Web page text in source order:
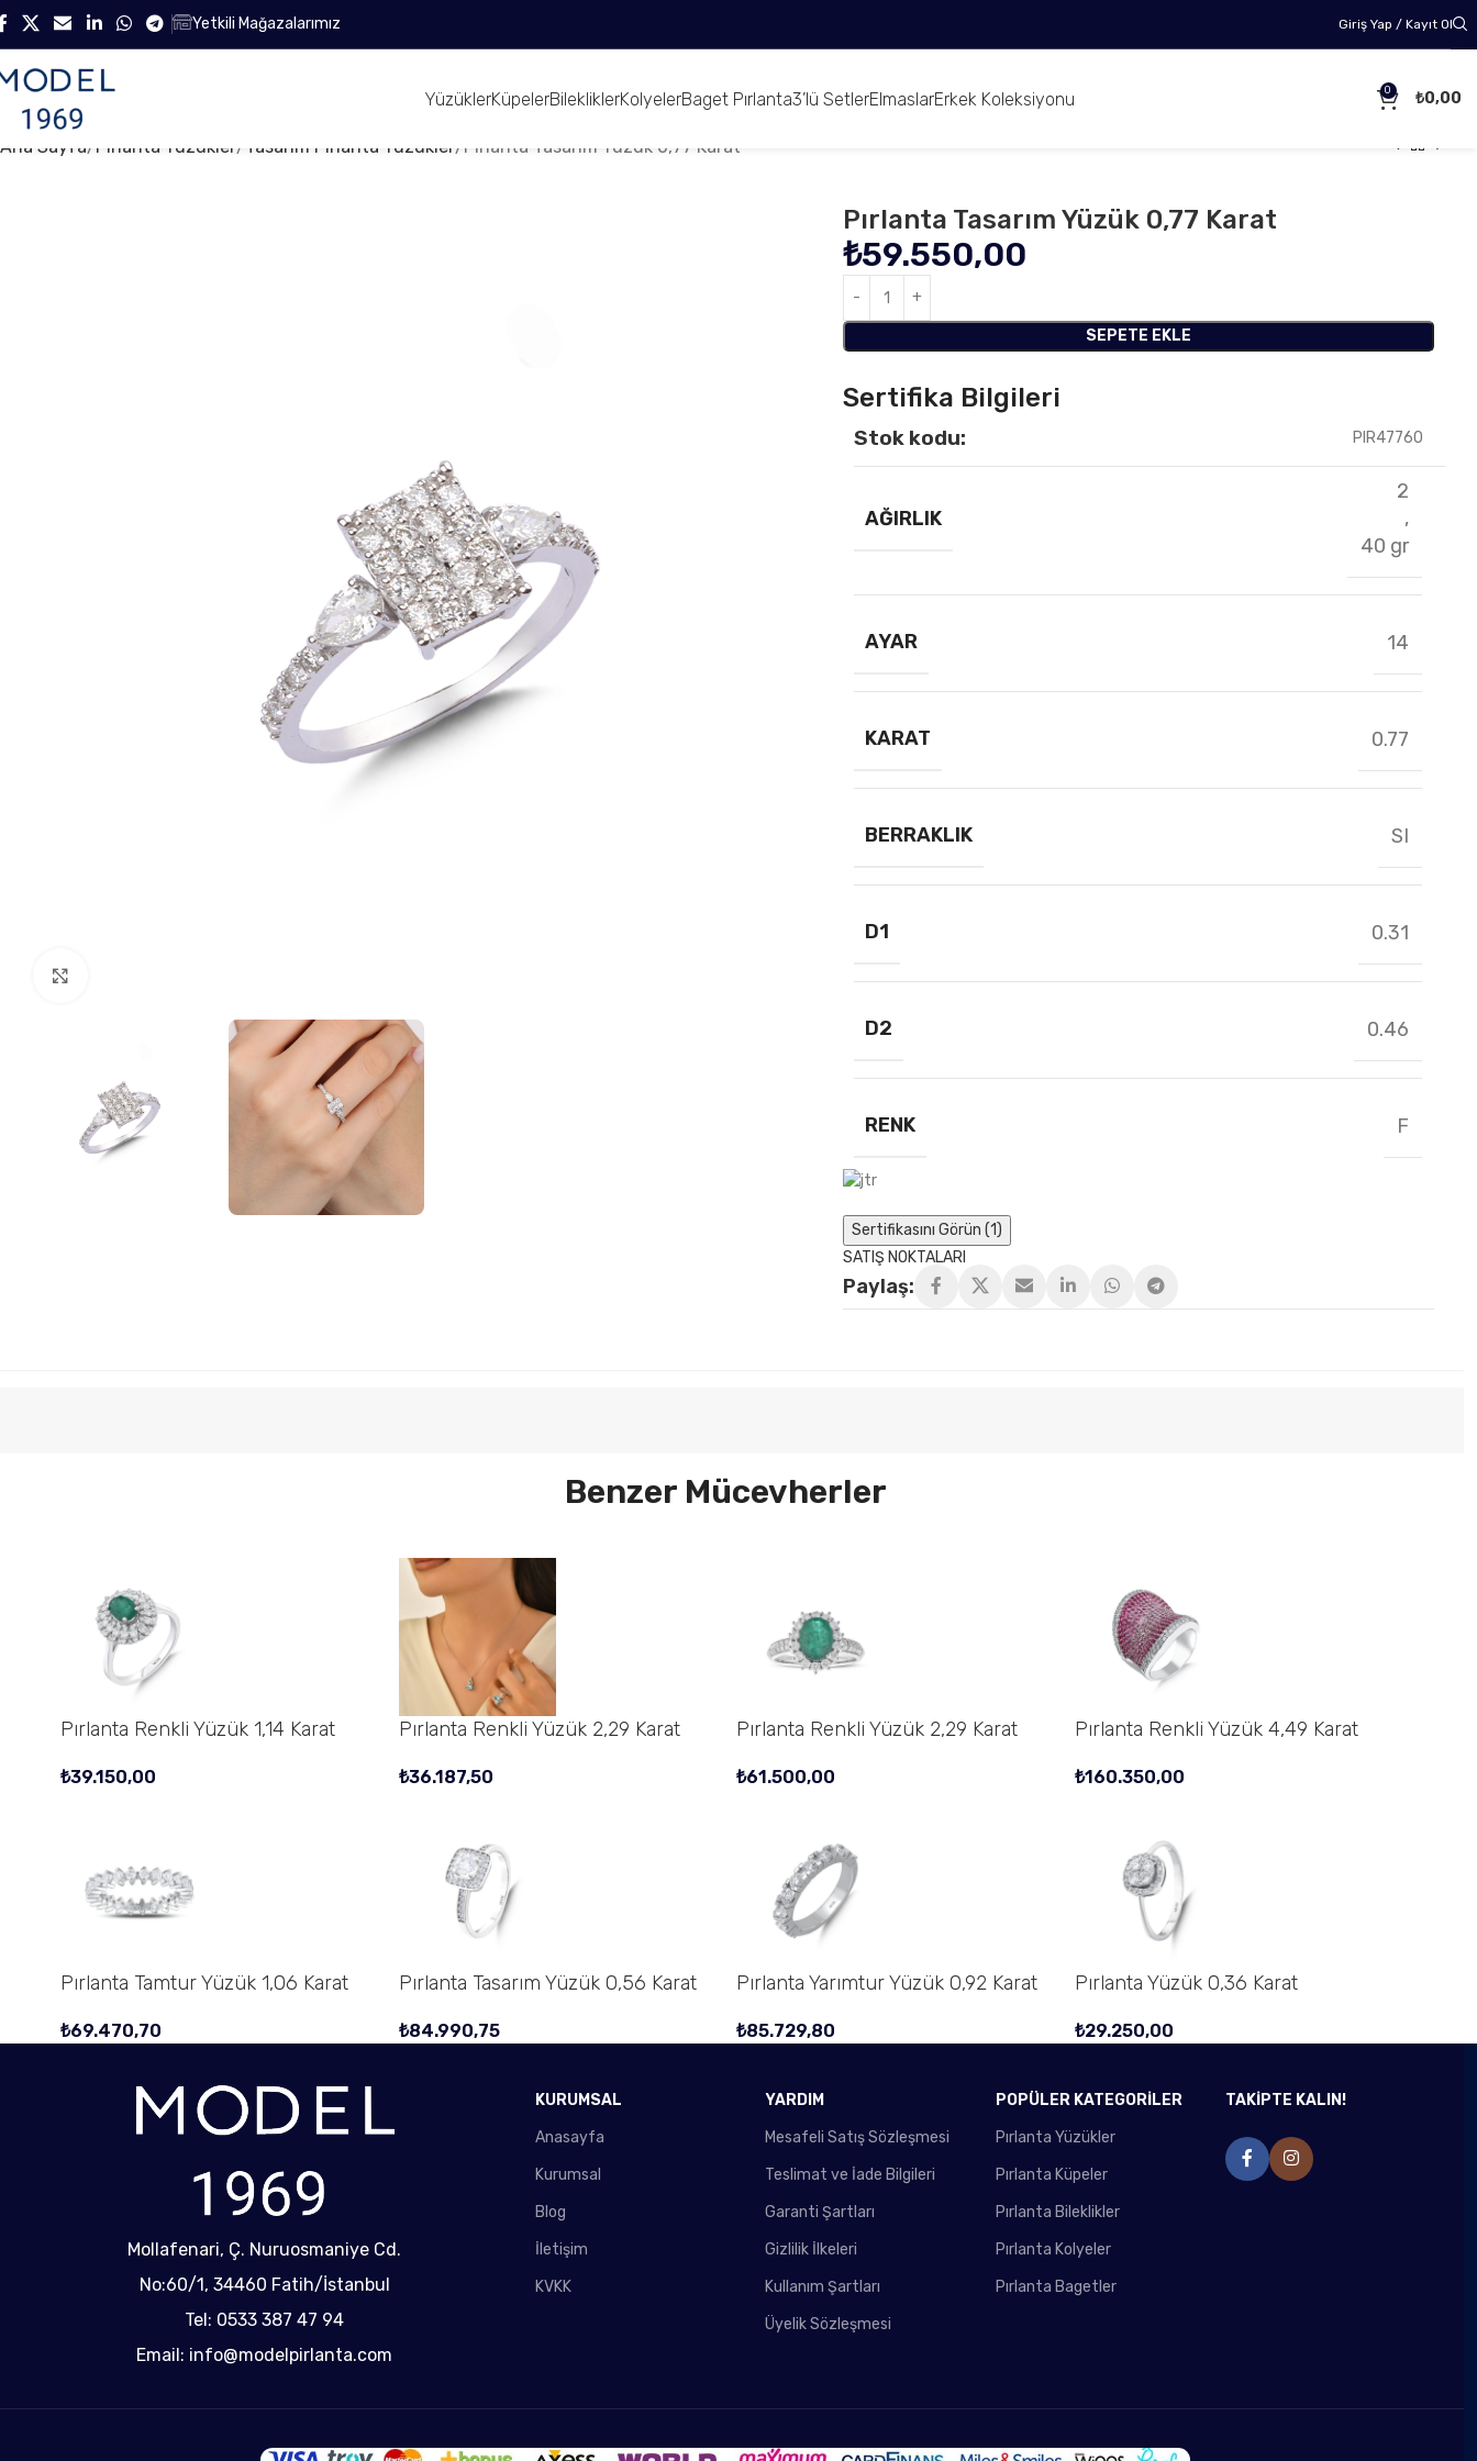
Yetkili Mağazalarımız Giriş Yap / Kayıt Ol
YüzüklerKüpelerBilekliklerKolyelerBaget Pırlanta3’lü SetlerElmaslarErkek Koleksiyonu 0 ₺0,00
Ana Sayfa Pırlanta Yüzükler Tasarım Pırlanta Yüzükler Pırlanta Tasarım Yüzük 0,77 Karat
Pırlanta Tasarım Yüzük 0,77 Karat
₺59.550,00
SEPETE EKLE
Sertifika Bilgileri
Stok kodu: PIR47760
AĞIRLIK
2
,
40 gr
AYAR 14
KARAT 0.77
BERRAKLIK SI
D1 0.31
D2 0.46
RENK F
Sertifikasını Görün (1)
SATIŞ NOKTALARI
Paylaş:
Benzer Mücevherler
Pırlanta Renkli Yüzük 1,14 Karat
₺39.150,00
Pırlanta Renkli Yüzük 2,29 Karat
₺36.187,50
Pırlanta Renkli Yüzük 2,29 Karat
₺61.500,00
Pırlanta Renkli Yüzük 4,49 Karat
₺160.350,00
Pırlanta Tamtur Yüzük 1,06 Karat
₺69.470,70
Pırlanta Tasarım Yüzük 0,56 Karat
₺84.990,75
Pırlanta Yarımtur Yüzük 0,92 Karat
₺85.729,80
Pırlanta Yüzük 0,36 Karat
₺29.250,00
Mollafenari, Ç. Nuruosmaniye Cd.
No:60/1, 34460 Fatih/İstanbul
Tel: 0533 387 47 94
Email: info@modelpirlanta.com
KURUMSAL
Anasayfa
Kurumsal
Blog
İletişim
KVKK
YARDIM
Mesafeli Satış Sözleşmesi
Teslimat ve İade Bilgileri
Garanti Şartları
Gizlilik İlkeleri
Kullanım Şartları
Üyelik Sözleşmesi
POPÜLER KATEGORİLER
Pırlanta Yüzükler
Pırlanta Küpeler
Pırlanta Bileklikler
Pırlanta Kolyeler
Pırlanta Bagetler
TAKİPTE KALIN!